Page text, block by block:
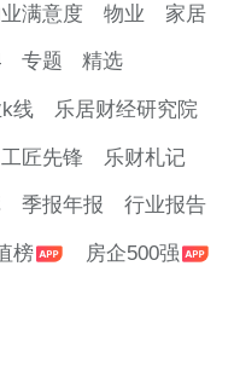
扬州新地标。
生4幅万元地块，
现。目前东南新
满意度 物业 家居
专题 精选
线 乐居财经研究院
工匠先锋 乐财札记
季报年报 行业报告
榜 房企500强